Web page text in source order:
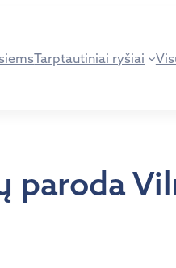
Tarptautiniai ryšiai
paroda